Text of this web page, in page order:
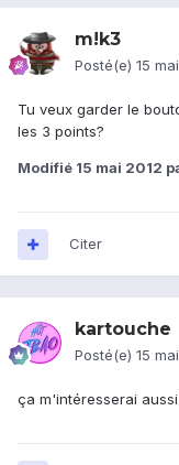
m!k3
Posté(e) 15
Tu veux garder le
les 3 points?
Modifié 15 mai 2012
Citer
kartouche
Posté(e) 15
ça m'intéresserai aussi